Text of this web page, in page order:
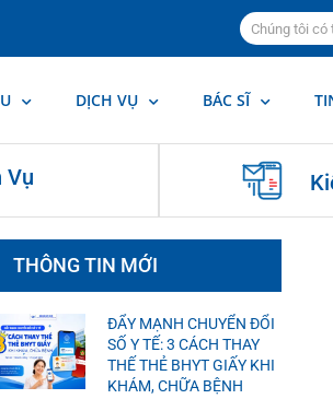
DỊCH VỤ BÁC SĨ
Vụ
THÔNG TIN MỚI
ĐẨY MẠNH CHUYỂN ĐỔI
SỐ Y TẾ: 3 CÁCH THAY
THẾ THẺ BHYT GIẤY KHI
KHÁM, CHỮA BỆNH